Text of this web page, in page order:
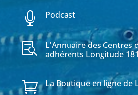
 Podcast

L'Annuaire des Centres
adhérents Longitude 181
 La Boutique en ligne de